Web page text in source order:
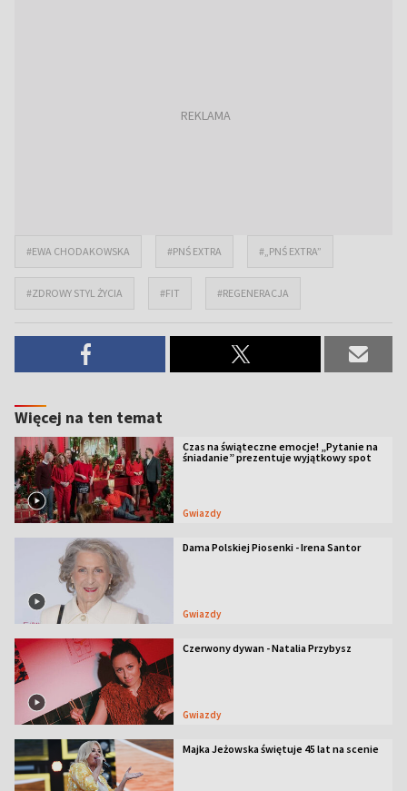
#EWA CHODAKOWSKA #PNŚ EXTRA #„PNŚ EXTRA”
#ZDROWY STYL ŻYCIA #FIT #REGENERACJA
Więcej na ten temat
Czas na świąteczne emocje! „Pytanie na
śniadanie” prezentuje wyjątkowy spot
Gwiazdy
Dama Polskiej Piosenki - Irena Santor
Gwiazdy
Czerwony dywan - Natalia Przybysz
Gwiazdy
Majka Jeżowska świętuje 45 lat na scenie